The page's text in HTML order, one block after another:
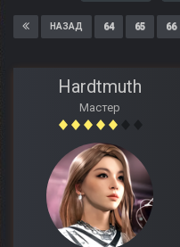
НАЗАД 64 65 66
Hardtmuth
Мастер